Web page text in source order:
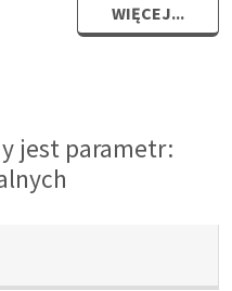
WIĘCEJ...
jest parametr: